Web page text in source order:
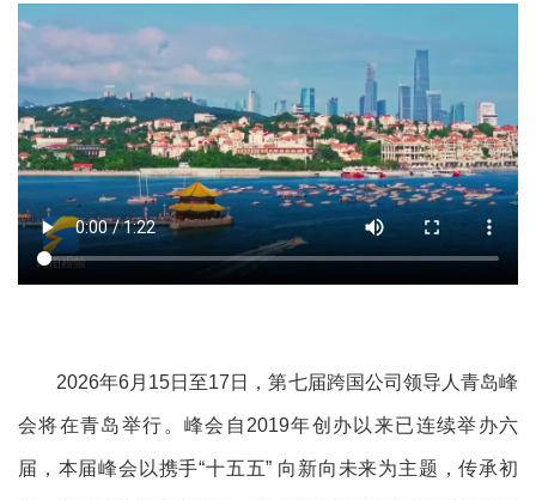
2026年6月15日至17日，第七届跨国公司领导人青岛峰
会将在青岛举行。峰会自2019年创办以来已连续举办六
届，本届峰会以携手“十五五” 向新向未来为主题，传承初